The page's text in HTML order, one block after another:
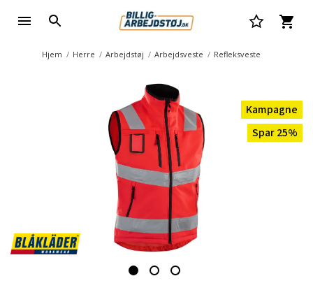
Hjem Herre Arbejdstøj Arbejdsveste Refleksveste
Kampagne
Spar 25%